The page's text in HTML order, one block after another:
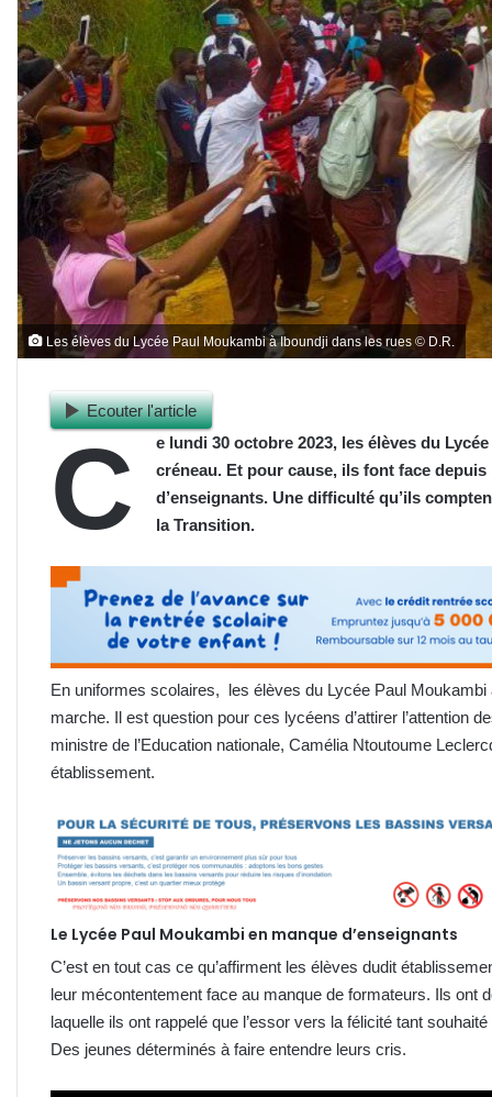
Les élèves du Lycée Paul Moukambi à Iboundji dans les rues © D.R.
Ecouter l'article
C e lundi 30 octobre 2023, les élèves du Lycée
créneau. Et pour cause, ils font face
d’enseignants. Une difficulté qu’ils
la Transition.
En uniformes scolaires, les élèves du Lycée Paul Moukambi
marche. Il est question pour ces lycéens d’attirer l’attention
ministre de l’Education nationale, Camélia Ntoutoume
établissement.
Le Lycée Paul Moukambi en manque d’enseignants
C’est en tout cas ce qu’affirment les élèves dudit
leur mécontentement face au manque de formateurs. Ils ont
laquelle ils ont rappelé que l’essor vers la félicité tant
Des jeunes déterminés à faire entendre leurs cris.